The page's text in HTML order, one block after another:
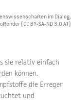
im Dialog,
(CC BY-SA-ND 3.0 AT)
sie relativ einfach
können.
die Erreger
und